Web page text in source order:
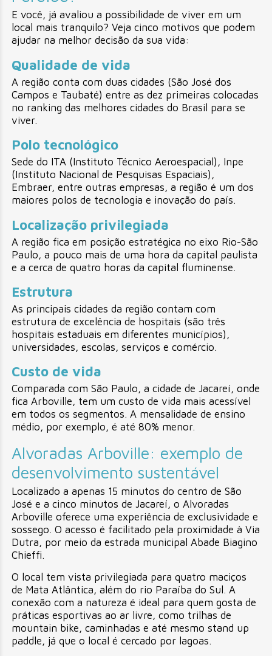
E você, já avaliou a possibilidade de viver em um
local mais tranquilo? Veja cinco motivos que podem
ajudar na melhor decisão da sua vida:
Qualidade de vida
A região conta com duas cidades (São José dos
Campos e Taubaté) entre as dez primeiras colocadas
no ranking das melhores cidades do Brasil para se
viver.
Polo tecnológico
Sede do ITA (Instituto Técnico Aeroespacial), Inpe
(Instituto Nacional de Pesquisas Espaciais),
Embraer, entre outras empresas, a região é um dos
maiores polos de tecnologia e inovação do país.
Localização privilegiada
A região fica em posição estratégica no eixo Rio-São
Paulo, a pouco mais de uma hora da capital paulista
e a cerca de quatro horas da capital fluminense.
Estrutura
As principais cidades da região contam com
estrutura de excelência de hospitais (são três
hospitais estaduais em diferentes municípios),
universidades, escolas, serviços e comércio.
Custo de vida
Comparada com São Paulo, a cidade de Jacareí, onde
fica Arboville, tem um custo de vida mais acessível
em todos os segmentos. A mensalidade de ensino
médio, por exemplo, é até 80% menor.
Alvoradas Arboville: exemplo de
desenvolvimento sustentável
Localizado a apenas 15 minutos do centro de São
José e a cinco minutos de Jacareí, o Alvoradas
Arboville oferece uma experiência de exclusividade e
sossego. O acesso é facilitado pela proximidade à Via
Dutra, por meio da estrada municipal Abade Biagino
Chieffi.
O local tem vista privilegiada para quatro maciços
de Mata Atlântica, além do rio Paraíba do Sul. A
conexão com a natureza é ideal para quem gosta de
práticas esportivas ao ar livre, como trilhas de
mountain bike, caminhadas e até mesmo stand up
paddle, já que o local é cercado por lagoas.